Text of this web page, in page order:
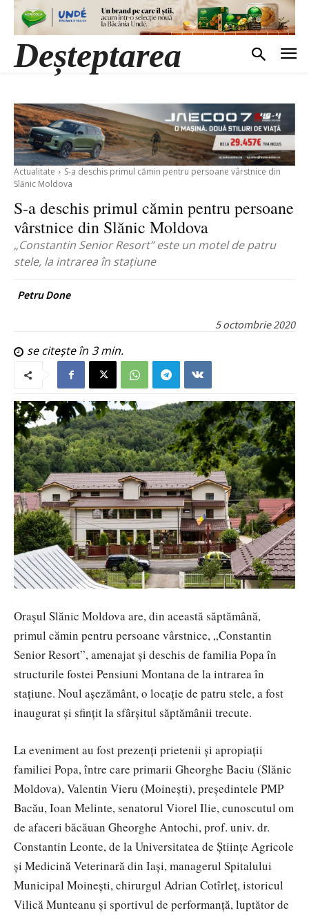
Deșteptarea
Actualitate
S-a deschis primul cămin pentru persoane vârstnice din
Slănic Moldova
S-a deschis primul cămin pentru persoane
vârstnice din Slănic Moldova
„Constantin Senior Resort” este un motel de patru
stele, la intrarea în stațiune
Petru Done
5 octombrie 2020
se citește în 3min.
Orașul Slănic Moldova are, din această săptămână,
primul cămin pentru persoane vârstnice, „Constantin
Senior Resort”, amenajat și deschis de familia Popa în
structurile fostei Pensiuni Montana de la intrarea în
stațiune. Noul așezământ, o locație de patru stele, a fost
inaugurat și sfințit la sfârșitul săptămânii trecute.
La eveniment au fost prezenți prietenii și apropiații
familiei Popa, între care primarii Gheorghe Baciu (Slănic
Moldova), Valentin Vieru (Moinești), președintele PMP
Bacău, Ioan Melinte, senatorul Viorel Ilie, cunoscutul om
de afaceri băcăuan Gheorghe Antochi, prof. univ. dr.
Constantin Leonte, de la Universitatea de Științe Agricole
și Medicină Veterinară din Iași, managerul Spitalului
Municipal Moinești, chirurgul Adrian Cotîrleț, istoricul
Vilică Munteanu și sportivul de performanță, luptător de